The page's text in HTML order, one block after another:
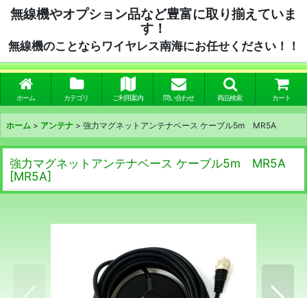
無線機やオプション品など豊富に取り揃えていま
す！
無線機のことならワイヤレス南海にお任せください！！
ホーム カテゴリ ご利用案内 問い合わせ 商品検索 カート
ホーム > アンテナ > 強力マグネットアンテナベース ケーブル5m MR5A
強力マグネットアンテナベース ケーブル5m MR5A
[MR5A]